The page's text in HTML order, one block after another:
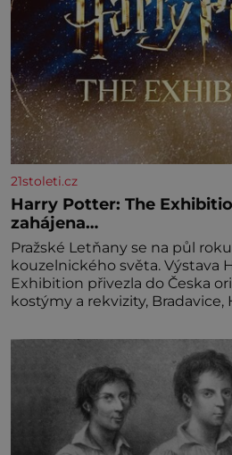
21stoleti.cz
Harry Potter: The
zahájena…
Pražské Letňany se na půl
kouzelnického světa. Výstava
Exhibition přivezla do Česka
kostýmy a rekvizity, Bradavice,